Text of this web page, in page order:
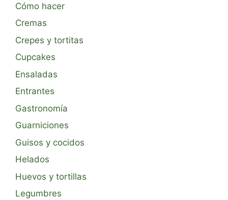
Cómo hacer
Cremas
Crepes y tortitas
Cupcakes
Ensaladas
Entrantes
Gastronomía
Guarniciones
Guisos y cocidos
Helados
Huevos y tortillas
Legumbres